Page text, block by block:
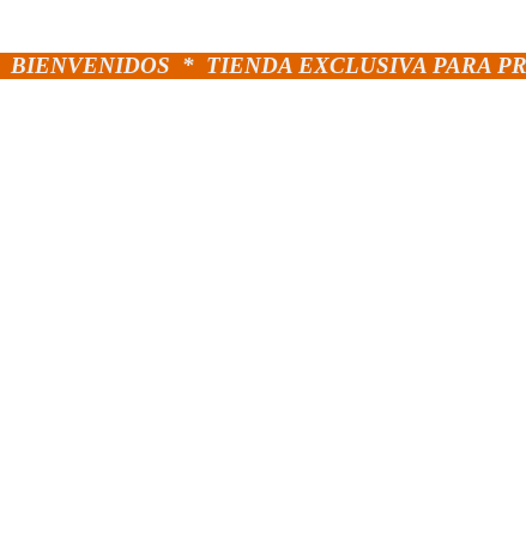
BIENVENIDOS * TIENDA EXCLUSIVA PARA